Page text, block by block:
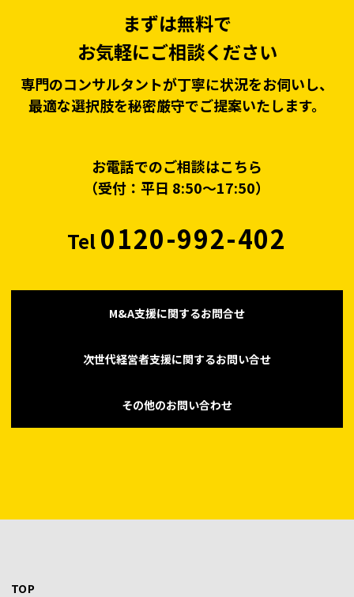
まずは無料で
お気軽にご相談ください
専門のコンサルタントが丁寧に状況をお伺いし、
最適な選択肢を秘密厳守でご提案いたします。
お電話でのご相談はこちら
（受付：平日 8:50〜17:50）
Tel0120-992-402
M&A支援に関するお問合せ
次世代経営者支援に関するお問い合せ
その他のお問い合わせ
TOP